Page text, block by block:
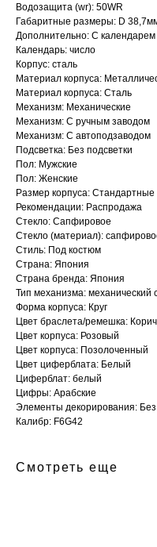
Водозащита (wr): 50WR
Габаритные размеры: D
Дополнительно: С календарем
Календарь: число
Корпус: сталь
Материал корпуса:
Материал корпуса: Сталь
Механизм: Механические
Механизм: С ручным заводом
Механизм: С автоподзаводом
Подсветка: Без подсветки
Пол: Мужские
Пол: Женские
Размер корпуса: Стандартные
Рекомендации: Распродажа
Стекло: Сапфировое
Стекло (материал):
Стиль: Под костюм
Страна: Япония
Страна бренда: Япония
Тип механизма: механический
Форма корпуса: Круг
Цвет браслета/ремешка:
Цвет корпуса: Розовый
Цвет корпуса: Позолоченный
Цвет циферблата: Белый
Циферблат: белый
Цифры: Арабские
Элементы декорирования:
Калибр: F6G42
Смотреть еще